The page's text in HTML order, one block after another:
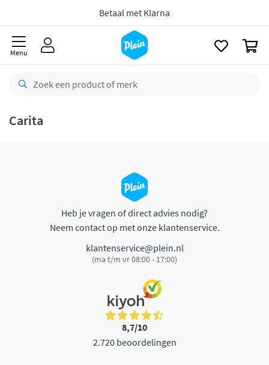
Betaal met Klarna
Menu
Carita
Heb je vragen of direct advies nodig?
Neem contact op met onze klantenservice.
klantenservice@plein.nl
(ma t/m vr 08:00 - 17:00)
8,7/10
2.720 beoordelingen